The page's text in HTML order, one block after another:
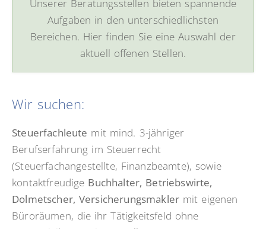
Unserer Beratungsstellen bieten spannende
Aufgaben in den unterschiedlichsten
Bereichen. Hier finden Sie eine Auswahl der
aktuell offenen Stellen.
Wir suchen:
Steuerfachleute mit mind. 3-jähriger
Berufserfahrung im Steuerrecht
(Steuerfachangestellte, Finanzbeamte), sowie
kontaktfreudige Buchhalter, Betriebswirte,
Dolmetscher, Versicherungsmakler mit eigenen
Büroräumen, die ihr Tätigkeitsfeld ohne